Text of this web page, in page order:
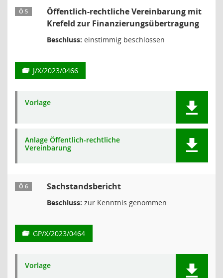
Ö 5
Öffentlich-rechtliche Vereinbarung mit
Krefeld zur Finanzierungsübertragung
Beschluss: einstimmig beschlossen
J/X/2023/0466
Vorlage
Anlage Öffentlich-rechtliche
Vereinbarung
Ö 6 Sachstandsbericht
Beschluss: zur Kenntnis genommen
GP/X/2023/0464
Vorlage